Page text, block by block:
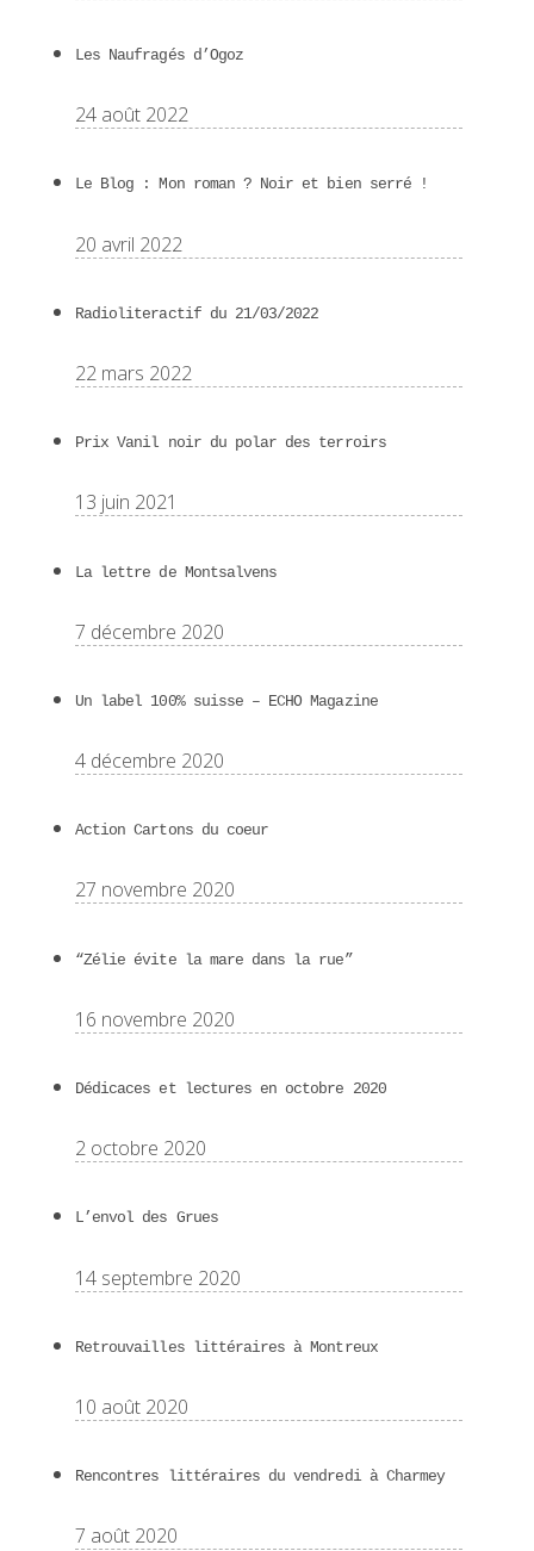
Les Naufragés d’Ogoz
24 août 2022
Le Blog : Mon roman ? Noir et bien serré !
20 avril 2022
Radioliteractif du 21/03/2022
22 mars 2022
Prix Vanil noir du polar des terroirs
13 juin 2021
La lettre de Montsalvens
7 décembre 2020
Un label 100% suisse – ECHO Magazine
4 décembre 2020
Action Cartons du coeur
27 novembre 2020
“Zélie évite la mare dans la rue”
16 novembre 2020
Dédicaces et lectures en octobre 2020
2 octobre 2020
L’envol des Grues
14 septembre 2020
Retrouvailles littéraires à Montreux
10 août 2020
Rencontres littéraires du vendredi à Charmey
7 août 2020